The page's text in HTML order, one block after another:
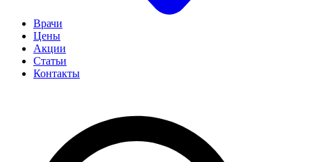
Врачи
Цены
Акции
Статьи
Контакты